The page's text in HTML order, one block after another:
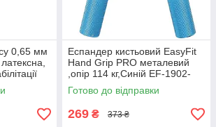
0,65 мм
Еспандер кистьовий EasyFit
Hand Grip PRO металевий
,опір 114 кг,Синій EF-1902-
250
Готово до відправки
269 ₴ 373 ₴